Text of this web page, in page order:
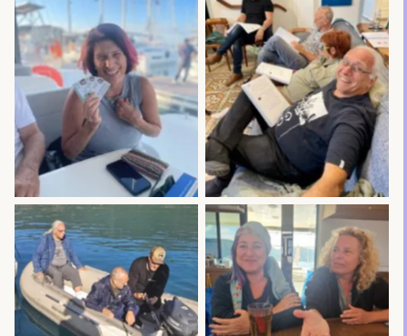
No Caption
No Caption
No Caption
No Caption